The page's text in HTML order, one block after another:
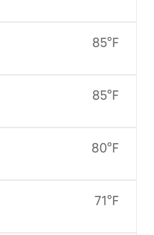
85°F
85°F
80°F
71°F